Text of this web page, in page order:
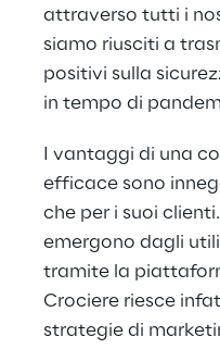
attraverso tutti i
siamo riusciti a
positivi sulla
in tempo di
I vantaggi di una
efficace sono
che per i suoi
emergono dagli
tramite la
Crociere riesce
strategie di